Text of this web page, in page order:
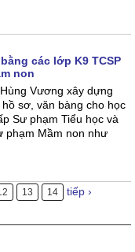
các lớp K9 TCSP
non
Vương xây dựng
sơ, văn bàng cho học
Sư phạm Tiểu học và
phạm Mầm non như
13 14 tiếp ›